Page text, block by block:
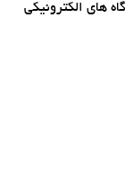
هاي الکترونيکي